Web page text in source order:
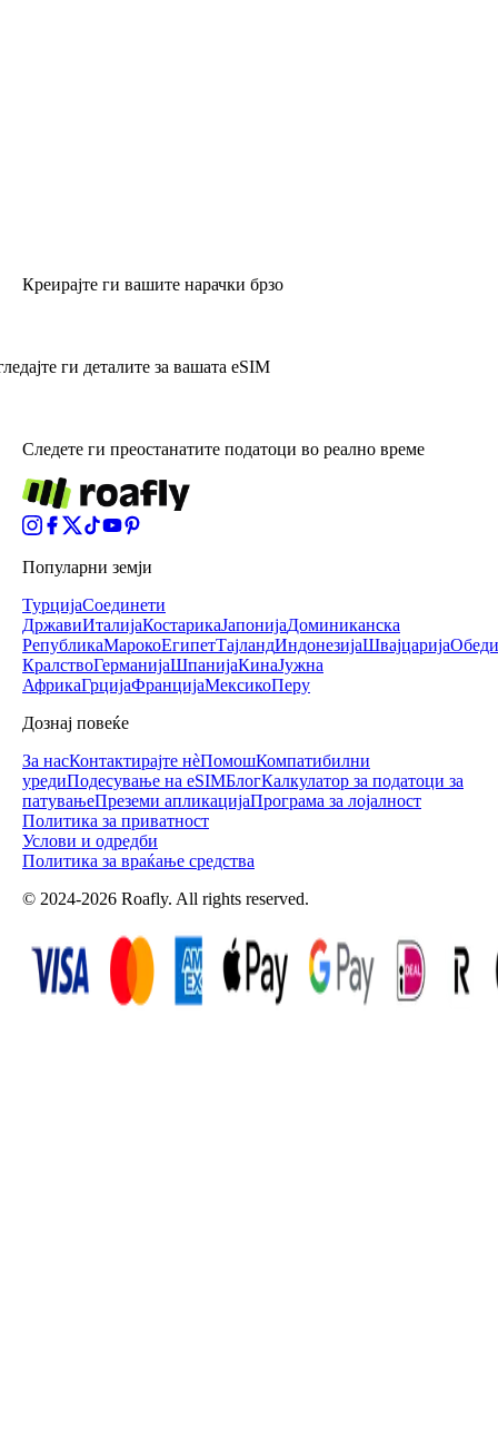
Креирајте ги вашите нарачки брзо
ги деталите за вашата eSIM
Следете ги преостанатите податоци во реално време
Популарни земји
ТурцијаСоединети
ДржавиИталијаКостарикаЈапонијаДоминиканска
РепубликаМарокоЕгипетТајландИндонезијаШвајцарија
КралствоГерманијаШпанијаКинаЈужна
АфрикаГрцијаФранцијаМексикоПеру
Дознај повеќе
За насКонтактирајте нèПомошКомпатибилни
уредиПодесување на eSIMБлогКалкулатор за податоци за
патувањеПреземи апликацијаПрограма за лојалност
Политика за приватност
Услови и одредби
Политика за враќање средства
© 2024-2026 Roafly. All rights reserved.